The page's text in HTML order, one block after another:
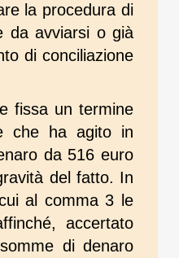
la procedura di
da avviarsi o già
di conciliazione
fissa un termine
che ha agito in
da 516 euro
del fatto. In
al comma 3 le
accertato
di denaro